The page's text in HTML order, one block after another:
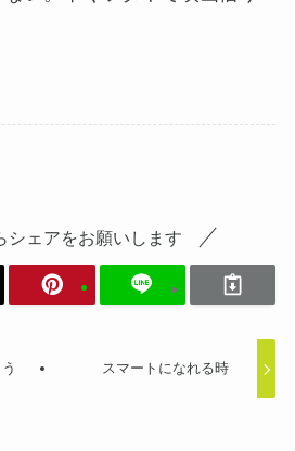
シェアをお願いします
スマートになれる時